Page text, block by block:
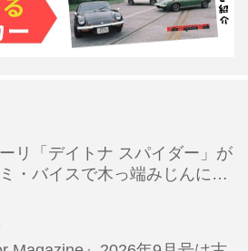
リ「デイトナ スパイダー」が
・バイスで木っ端みじんにな